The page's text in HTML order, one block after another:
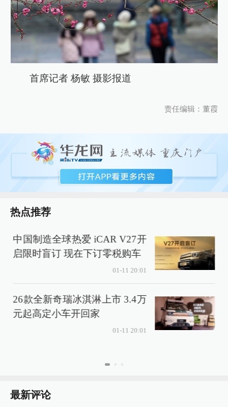
首席记者 杨敏 摄影报道
责任编辑：董霞
热点推荐
中国制造全球热爱 iCAR V27开
启限时盲订 现在下订零税购车
01-11 20:01
26款全新奇瑞冰淇淋上市 3.4万
元起高定小车开回家
01-11 20:01
最新评论